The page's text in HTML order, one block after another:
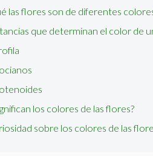
las flores son de diferentes
que determinan el color de
los colores de las flores?
sobre los colores de las